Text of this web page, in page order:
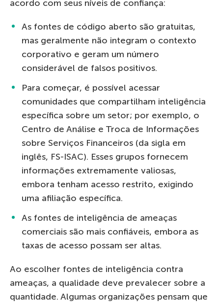
acordo com seus níveis de confiança:
As fontes de código aberto são gratuitas,
mas geralmente não integram o contexto
corporativo e geram um número
considerável de falsos positivos.
Para começar, é possível acessar
comunidades que compartilham inteligência
específica sobre um setor; por exemplo, o
Centro de Análise e Troca de Informações
sobre Serviços Financeiros (da sigla em
inglês, FS-ISAC). Esses grupos fornecem
informações extremamente valiosas,
embora tenham acesso restrito, exigindo
uma afiliação específica.
As fontes de inteligência de ameaças
comerciais são mais confiáveis, embora as
taxas de acesso possam ser altas.
Ao escolher fontes de inteligência contra
ameaças, a qualidade deve prevalecer sobre a
quantidade. Algumas organizações pensam que